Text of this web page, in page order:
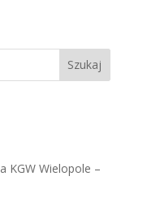
Szukaj
KGW Wielopole –